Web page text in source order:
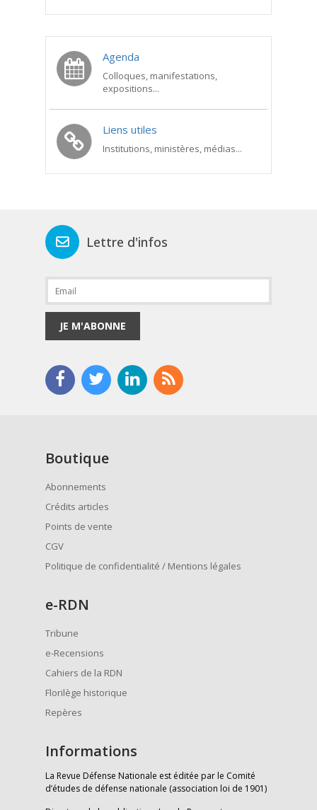
Agenda
Colloques, manifestations,
expositions...
Liens utiles
Institutions, ministères, médias...
Lettre d'infos
JE M'ABONNE
Boutique
Abonnements
Crédits articles
Points de vente
CGV
Politique de confidentialité / Mentions légales
e-RDN
Tribune
e-Recensions
Cahiers de la RDN
Florilège historique
Repères
Informations
La Revue Défense Nationale est éditée par le Comité
d’études de défense nationale (association loi de 1901)